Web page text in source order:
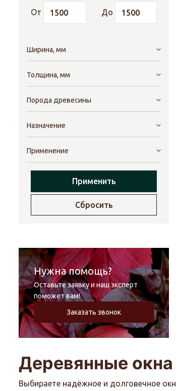
От До
Ширина, мм
Толщина, мм
Порода древесины
Назначение
Применение
Применить
Сбросить
Нужна помощь?
Оставьте заявку и наш эксперт
поможет вам!
Заказать звонок
Деревянные
Выбираете надёжное и долговечное